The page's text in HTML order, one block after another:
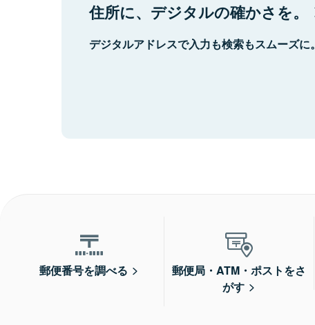
住所に、デジタルの確かさを。
デジタルアドレスで入力も検索もスムーズに。
郵便番号を調べる
郵便局・ATM・ポストをさ
がす